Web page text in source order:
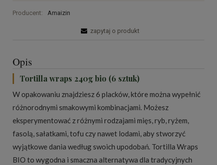
Producent: Amaizin
zapytaj o produkt
Opis
Tortilla wraps 240g bio (6 sztuk)
W opakowaniu znajdziesz 6 placków, które można wypełnić
różnorodnymi smakowymi kombinacjami. Możesz
eksperymentować z różnymi rodzajami mięs, ryb, ryżem,
fasolą, sałatkami, tofu czy nawet lodami, aby stworzyć
wyjątkowe dania według swoich upodobań. Tortilla Wraps
BIO to wygodna i smaczna alternatywa dla tradycyjnych